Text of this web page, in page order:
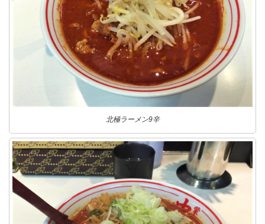
北極ラーメン9辛